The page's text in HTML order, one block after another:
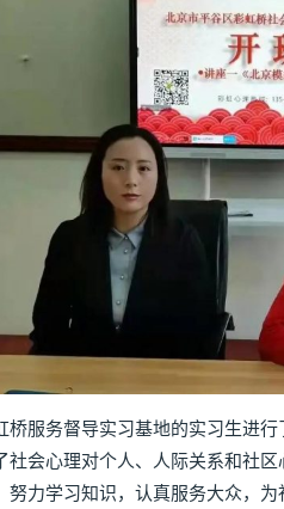
务督导实习基地的实习生进行
会心理对个人、人际关系和社
力学习知识，认真服务大众，为